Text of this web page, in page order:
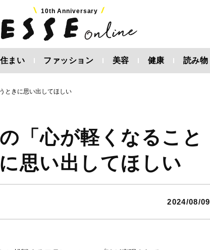
10th Anniversary
住まい ファッション 美容 健康 読み物
ときに思い出してほしい
「心が軽くなること
思い出してほしい
2024/08/09